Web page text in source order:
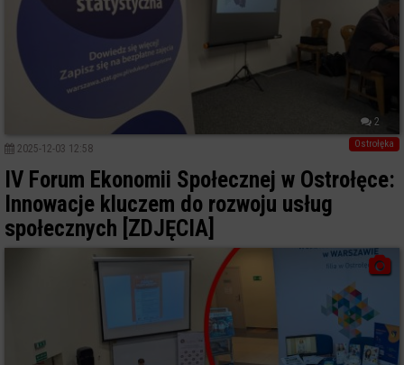
2
Ostrołęka
2025-12-03 12:58
IV Forum Ekonomii Społecznej w Ostrołęce:
Innowacje kluczem do rozwoju usług
społecznych [ZDJĘCIA]